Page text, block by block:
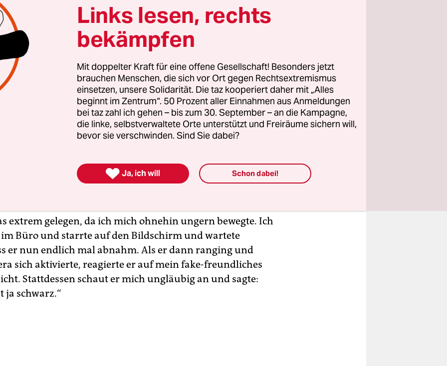
beim ersten Kennenlerntreffen immer von seiner
und arbeitet von da an nur noch auf den Tag hin, an dem
so geben kann, wie man wirklich ist, ohne deswegen
Konsequenzen und Sanktionen rechnen zu
mal ein halbes Jahr in Berlin und musste aus meiner
mir eine neue Wohngemeinschaft suchen. Ich las mich
WG-gesucht-Anzeigen. Eine Anzeige, die sich
herausstellte, bat um ein Skype-Gespräch, bevor man
extrem gelegen, da ich mich ohnehin ungern bewegte. Ich
im Büro und starrte auf den Bildschirm und wartete
er nun endlich mal abnahm. Als er dann ranging und
sich aktivierte, reagierte er auf mein fake-freundliches
Stattdessen schaut er mich ungläubig an und sagte:
ja schwarz.“
Links lesen, rechts
bekämpfen
Mit doppelter Kraft für eine offene Gesellschaft! Besonders jetzt
brauchen Menschen, die sich vor Ort gegen Rechtsextremismus
einsetzen, unsere Solidarität. Die taz kooperiert daher mit „Alles
beginnt im Zentrum“. 50 Prozent aller Einnahmen aus Anmeldungen
bei taz zahl ich gehen – bis zum 30. September – an die Kampagne,
die linke, selbstverwaltete Orte unterstützt und Freiräume sichern will,
bevor sie verschwinden. Sind Sie dabei?
 Ja, ich will Schon dabei!